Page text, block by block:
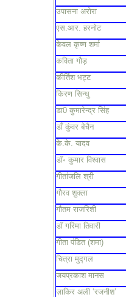
उपासना अरोरा
एस.आर. हरनोट
केवल कृष्ण शर्मा
कविता गौड़
कीर्तिश भट्ट
किरण सिन्धु
डा0 कुमारेन्द्र सिंह
डाँ कुंवर बेचैन
के.के. यादव
डॉ॰ कुमार विश्वास
गीतांजलि श्री
गौरव शुक्ला
गौतम राजरिशी
डॉ गरिमा तिवारी
गीता पंडित (शमा)
चित्रा मुद्गल
जयप्रकाश मानस
ज़ाकिर अली ‘रजनीश’